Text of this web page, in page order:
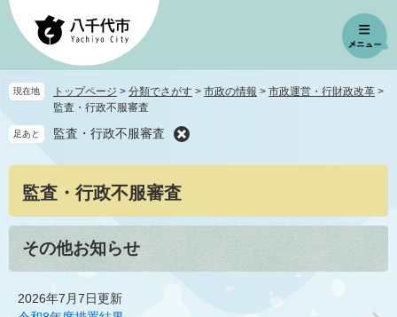
ペ
先
頭
す
メ
を
飛
し
へ
現在地 トップページ > 分類でさがす > 市政の情報 > 市政運営・行財政改革 >
監査・行政不服審査
足あと 監査・行政不服審査
監査・行政不服審査
その他お知らせ
2026年7月7日更新